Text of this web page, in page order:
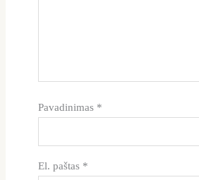
Pavadinimas *
El. paštas *